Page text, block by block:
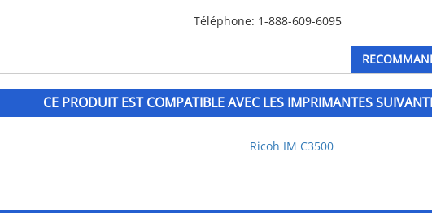
Téléphone: 1-888-609-6095
CE PRODUIT EST COMPATIBLE AVEC LES IMPRIMANTES
Ricoh IM C3500